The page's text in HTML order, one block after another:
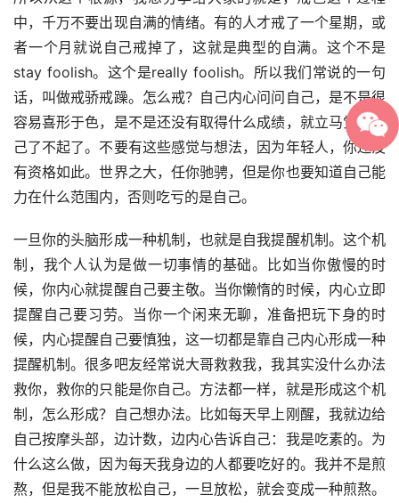
中，千万不要出现自满的情绪。有的人才戒了一个星期，或
者一个月就说自己戒掉了，这就是典型的自满。这个不是
stay foolish。这个是really foolish。所以我们常说的一句
话，叫做戒骄戒躁。怎么戒？自己内心问问自己，是不是很
容易喜形于色，是不是还没有取得什么成绩，就立马觉得自
己了不起了。不要有这些感觉与想法，因为年轻人，你还没
有资格如此。世界之大，任你驰骋，但是你也要知道自己能
力在什么范围内，否则吃亏的是自己。
一旦你的头脑形成一种机制，也就是自我提醒机制。这个机
制，我个人认为是做一切事情的基础。比如当你傲慢的时
候，你内心就提醒自己要主敬。当你懒惰的时候，内心立即
提醒自己要习劳。当你一个闲来无聊，准备把玩下身的时
候，内心提醒自己要慎独，这一切都是靠自己内心形成一种
提醒机制。很多吧友经常说大哥救救我，我其实没什么办法
救你，救你的只能是你自己。方法都一样，就是形成这个机
制，怎么形成？自己想办法。比如每天早上刚醒，我就边给
自己按摩头部，边计数，边内心告诉自己：我是吃素的。为
什么这么做，因为每天我身边的人都要吃好的。我并不是煎
熬，但是我不能放松自己，一旦放松，就会变成一种煎熬。